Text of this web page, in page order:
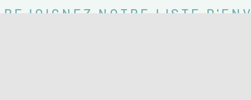
REJOIGNEZ NOTRE LISTE